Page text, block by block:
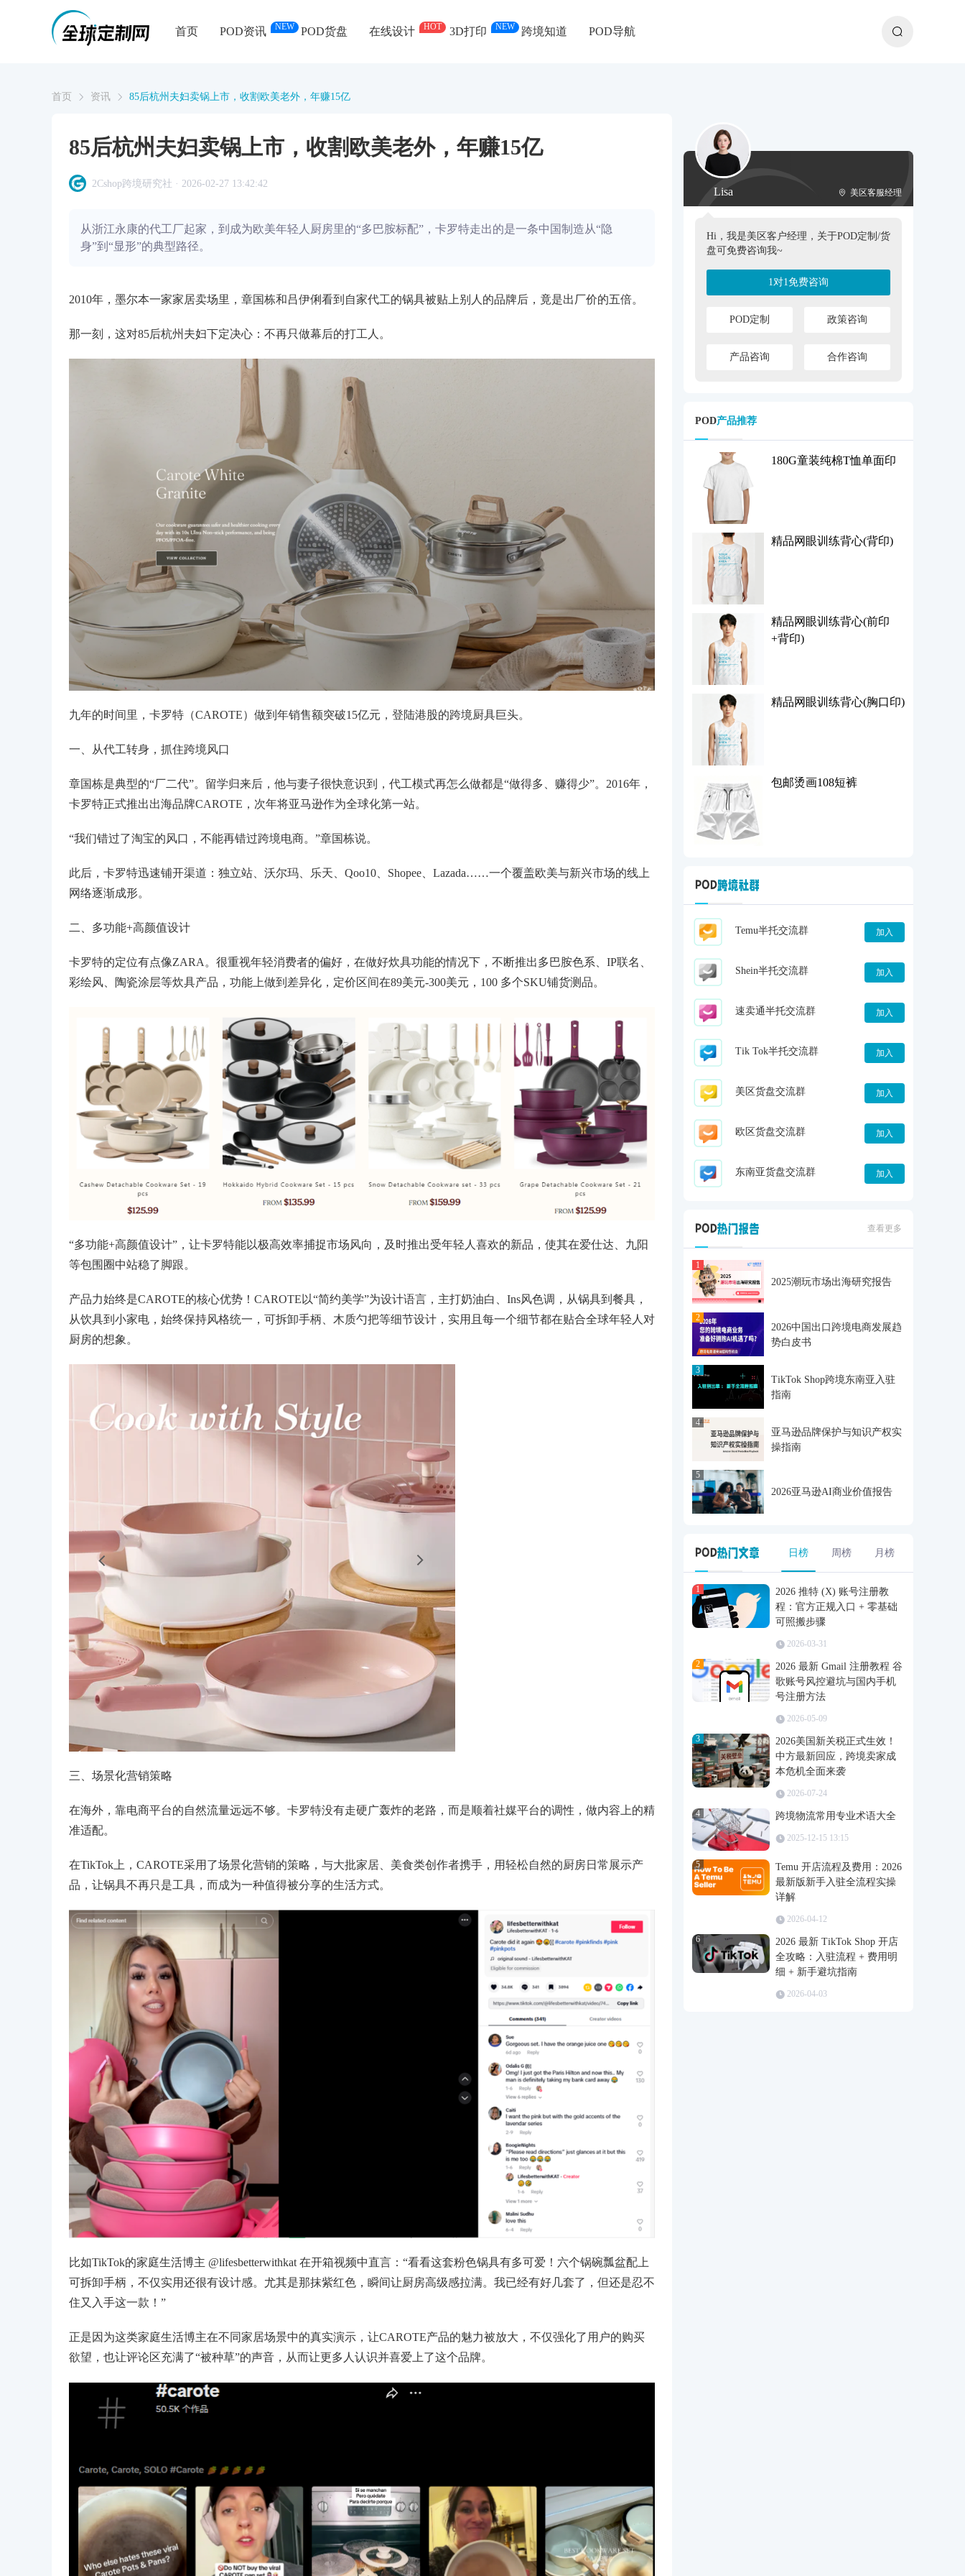
首页 POD资讯 NEW POD货盘 在线设计 HOT 3D打印 NEW 跨境知道 POD导航
首页 资讯 85后杭州夫妇卖锅上市，收割欧美老外，年赚15亿
85后杭州夫妇卖锅上市，收割欧美老外，年赚15亿
2Cshop跨境研究社 · 2026-02-27 13:42:42
从浙江永康的代工厂起家，到成为欧美年轻人厨房里的“多巴胺标配”，卡罗特走出的是一条中国制造从“隐
身”到“显形”的典型路径。
2010年，墨尔本一家家居卖场里，章国栋和吕伊俐看到自家代工的锅具被贴上别人的品牌后，竟是出厂价的五倍。
那一刻，这对85后杭州夫妇下定决心：不再只做幕后的打工人。
九年的时间里，卡罗特（CAROTE）做到年销售额突破15亿元，登陆港股的跨境厨具巨头。
一、从代工转身，抓住跨境风口
章国栋是典型的“厂二代”。留学归来后，他与妻子很快意识到，代工模式再怎么做都是“做得多、赚得少”。2016年，
卡罗特正式推出出海品牌CAROTE，次年将亚马逊作为全球化第一站。
“我们错过了淘宝的风口，不能再错过跨境电商。”章国栋说。
此后，卡罗特迅速铺开渠道：独立站、沃尔玛、乐天、Qoo10、Shopee、Lazada……一个覆盖欧美与新兴市场的线上
网络逐渐成形。
二、多功能+高颜值设计
卡罗特的定位有点像ZARA。很重视年轻消费者的偏好，在做好炊具功能的情况下，不断推出多巴胺色系、IP联名、
彩绘风、陶瓷涂层等炊具产品，功能上做到差异化，定价区间在89美元-300美元，100 多个SKU铺货测品。
“多功能+高颜值设计”，让卡罗特能以极高效率捕捉市场风向，及时推出受年轻人喜欢的新品，使其在爱仕达、九阳
等包围圈中站稳了脚跟。
产品力始终是CAROTE的核心优势！CAROTE以“简约美学”为设计语言，主打奶油白、Ins风色调，从锅具到餐具，
从饮具到小家电，始终保持风格统一，可拆卸手柄、木质勺把等细节设计，实用且每一个细节都在贴合全球年轻人对
厨房的想象。
三、场景化营销策略
在海外，靠电商平台的自然流量远远不够。卡罗特没有走硬广轰炸的老路，而是顺着社媒平台的调性，做内容上的精
准适配。
在TikTok上，CAROTE采用了场景化营销的策略，与大批家居、美食类创作者携手，用轻松自然的厨房日常展示产
品，让锅具不再只是工具，而成为一种值得被分享的生活方式。
比如TikTok的家庭生活博主 @lifesbetterwithkat 在开箱视频中直言：“看看这套粉色锅具有多可爱！六个锅碗瓢盆配上
可拆卸手柄，不仅实用还很有设计感。尤其是那抹紫红色，瞬间让厨房高级感拉满。我已经有好几套了，但还是忍不
住又入手这一款！”
正是因为这类家庭生活博主在不同家居场景中的真实演示，让CAROTE产品的魅力被放大，不仅强化了用户的购买
欲望，也让评论区充满了“被种草”的声音，从而让更多人认识并喜爱上了这个品牌。
Lisa 美区客服经理
Hi，我是美区客户经理，关于POD定制/货
盘可免费咨询我~
1对1免费咨询
POD定制 政策咨询
产品咨询 合作咨询
POD产品推荐
180G童装纯棉T恤单面印
精品网眼训练背心(背印)
精品网眼训练背心(前印
+背印)
精品网眼训练背心(胸口印)
包邮烫画108短裤
Temu半托交流群 加入
Shein半托交流群 加入
速卖通半托交流群 加入
Tik Tok半托交流群 加入
美区货盘交流群 加入
欧区货盘交流群 加入
东南亚货盘交流群 加入
查看更多
1
2025潮玩市场出海研究报告
2
2026中国出口跨境电商发展趋
势白皮书
3
TikTok Shop跨境东南亚入驻
指南
4
亚马逊品牌保护与知识产权实
操指南
5
2026亚马逊AI商业价值报告
日榜 周榜 月榜
1
2026 推特 (X) 账号注册教
程：官方正规入口 + 零基础
可照搬步骤
2026-03-31
2
2026 最新 Gmail 注册教程 谷
歌账号风控避坑与国内手机
号注册方法
2026-05-09
3
2026美国新关税正式生效！
中方最新回应，跨境卖家成
本危机全面来袭
2026-07-24
4
跨境物流常用专业术语大全
2025-12-15 13:15
5
Temu 开店流程及费用：2026
最新版新手入驻全流程实操
详解
2026-04-12
6
2026 最新 TikTok Shop 开店
全攻略：入驻流程 + 费用明
细 + 新手避坑指南
2026-04-03